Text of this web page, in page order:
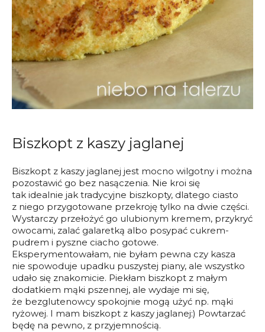
Biszkopt z kaszy jaglanej
Biszkopt z kaszy jaglanej jest mocno wilgotny i można
pozostawić go bez nasączenia. Nie kroi się
tak idealnie jak tradycyjne biszkopty, dlatego ciasto
z niego przygotowane przekroję tylko na dwie części.
Wystarczy przełożyć go ulubionym kremem, przykryć
owocami, zalać galaretką albo posypać cukrem-
pudrem i pyszne ciacho gotowe.
Eksperymentowałam, nie byłam pewna czy kasza
nie spowoduje upadku puszystej piany, ale wszystko
udało się znakomicie. Piekłam biszkopt z małym
dodatkiem mąki pszennej, ale wydaje mi się,
że bezglutenowcy spokojnie mogą użyć np. mąki
ryżowej. I mam biszkopt z kaszy jaglanej:) Powtarzać
będę na pewno, z przyjemnością.